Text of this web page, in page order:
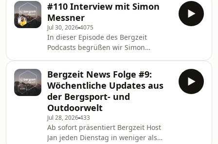
– von wichtigen Ereignissen aus
Industrie und Handel, aktuellen
Rekorden und Wettkampfergebnissen
bis hin zu exklusiven Einblicken hinter
die Kulissen von Bergzeit.
#110 Interview mit Simon
Messner
Jul 30, 20264075
In dieser Episode des Bergzeit
Podcasts begrüßen wir Simon
und ein außergewöhnlich reflektierter
Mensch. Gemeinsam tauchen wir ein
in Simons facettenreiches Leben: Von
seiner Kindheit in Südtirol und den
prägenden Jahren als Kletterer in
Innsbruck über seine Entscheidung,
einen alten Bergbauernhof zu
Bergzeit News Folge #9:
Wöchentliche Updates aus
der Bergsport- und
Outdoorwelt
Jul 28, 2026433
Ab sofort präsentiert Bergzeit Host
Jan jeden Dienstag in weniger als